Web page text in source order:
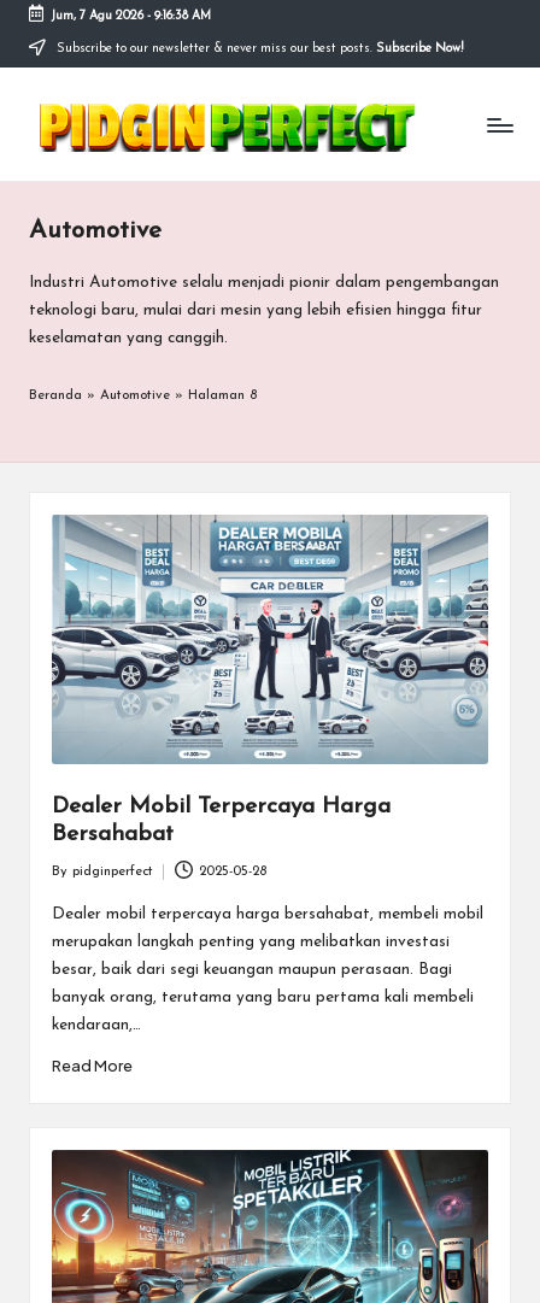
Skip
content
Jum, 7 Agu 2026- 9:16:39 AM
Subscribe to our newsletter & never miss our best posts. Subscribe Now!
P
g
i
n
r
Bersama
kita
depan
yang
baik
Automotive
Industri Automotive selalu menjadi pionir dalam pengembangan
teknologi baru, mulai dari mesin yang lebih efisien hingga fitur
keselamatan yang canggih.
Beranda » Automotive » Halaman 8
Dealer Mobil Terpercaya Harga
Bersahabat
by
By pidginperfect 2025-05-28
Dealer mobil terpercaya harga bersahabat, membeli mobil
merupakan langkah penting yang melibatkan investasi
besar, baik dari segi keuangan maupun perasaan. Bagi
banyak orang, terutama yang baru pertama kali membeli
kendaraan,…
Read More